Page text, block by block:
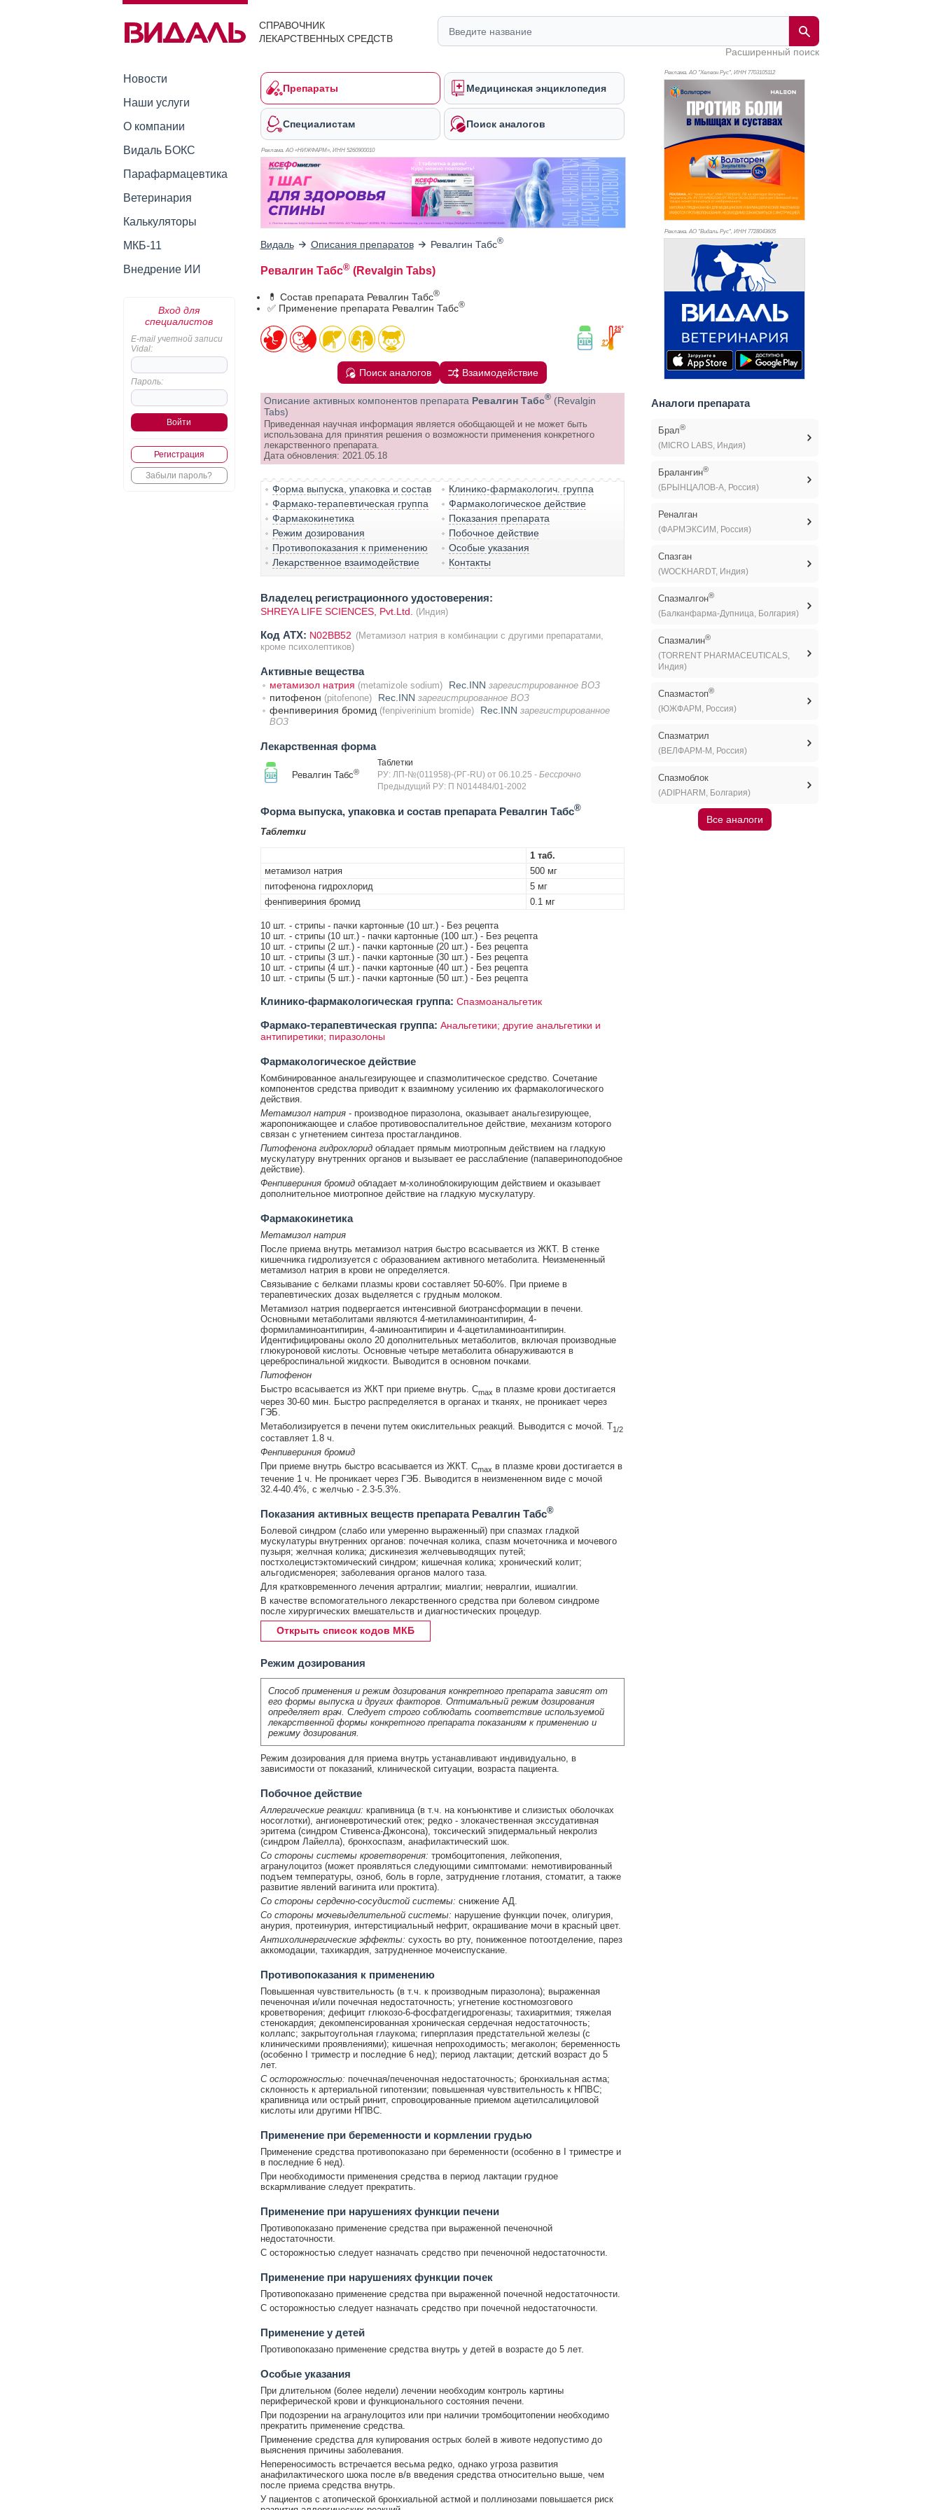
СПРАВОЧНИК
ЛЕКАРСТВЕННЫХ СРЕДСТВ
Расширенный поиск
Новости
Наши услуги
О компании
Видаль БОКС
Парафармацевтика
Ветеринария
Калькуляторы
МКБ-11
Внедрение ИИ
Вход для
специалистов
E-mail учетной записи
Vidal:
Пароль:
Регистрация
Забыли пароль?
Препараты Медицинская энциклопедия
Специалистам Поиск аналогов
Реклама. АО «НИЖФАРМ», ИНН 5260900010
Видаль Описания препаратов Ревалгин Табс®
Ревалгин Табс®(Revalgin Tabs)
💊 Состав препарата Ревалгин Табс®
✅ Применение препарата Ревалгин Табс®
Поиск аналогов Взаимодействие
Описание активных компонентов препарата Ревалгин Табс® (Revalgin
Tabs)
Приведенная научная информация является обобщающей и не может быть
использована для принятия решения о возможности применения конкретного
лекарственного препарата.
Дата обновления: 2021.05.18
Форма выпуска, упаковка и состав
Клинико-фармакологич. группа
Фармако-терапевтическая группа
Фармакологическое действие
Фармакокинетика
Показания препарата
Режим дозирования
Побочное действие
Противопоказания к применению
Особые указания
Лекарственное взаимодействие
Контакты
Владелец регистрационного удостоверения:
SHREYA LIFE SCIENCES, Pvt.Ltd. (Индия)
Код ATX: N02BB52 (Метамизол натрия в комбинации с другими препаратами,
кроме психолептиков)
Активные вещества
метамизол натрия (metamizole sodium) Rec.INN зарегистрированное ВОЗ
питофенон (pitofenone) Rec.INN зарегистрированное ВОЗ
фенпивериния бромид (fenpiverinium bromide) Rec.INN зарегистрированное
ВОЗ
Лекарственная форма
Ревалгин Табс®
Таблетки
РУ: ЛП-№(011958)-(РГ-RU) от 06.10.25 - Бессрочно
Предыдущий РУ: П N014484/01-2002
Форма выпуска, упаковка и состав препарата Ревалгин Табс®
Таблетки
1 таб.
метамизол натрия
500 мг
питофенона гидрохлорид
5 мг
фенпивериния бромид
0.1 мг
10 шт. - стрипы - пачки картонные (10 шт.) - Без рецепта
10 шт. - стрипы (10 шт.) - пачки картонные (100 шт.) - Без рецепта
10 шт. - стрипы (2 шт.) - пачки картонные (20 шт.) - Без рецепта
10 шт. - стрипы (3 шт.) - пачки картонные (30 шт.) - Без рецепта
10 шт. - стрипы (4 шт.) - пачки картонные (40 шт.) - Без рецепта
10 шт. - стрипы (5 шт.) - пачки картонные (50 шт.) - Без рецепта
Клинико-фармакологическая группа: Спазмоанальгетик
Фармако-терапевтическая группа: Анальгетики; другие анальгетики и
антипиретики; пиразолоны
Фармакологическое действие
Комбинированное анальгезирующее и спазмолитическое средство. Сочетание
компонентов средства приводит к взаимному усилению их фармакологического
действия.
Метамизол натрия- производное пиразолона, оказывает анальгезирующее,
жаропонижающее и слабое противовоспалительное действие, механизм которого
связан с угнетением синтеза простагландинов.
Питофенона гидрохлоридобладает прямым миотропным действием на гладкую
мускулатуру внутренних органов и вызывает ее расслабление (папавериноподобное
действие).
Фенпивериния бромидобладает м-холиноблокирующим действием и оказывает
дополнительное миотропное действие на гладкую мускулатуру.
Фармакокинетика
Метамизол натрия
После приема внутрь метамизол натрия быстро всасывается из ЖКТ. В стенке
кишечника гидролизуется с образованием активного метаболита. Неизмененный
метамизол натрия в крови не определяется.
Связывание с белками плазмы крови составляет 50-60%. При приеме в
терапевтических дозах выделяется с грудным молоком.
Метамизол натрия подвергается интенсивной биотрансформации в печени.
Основными метаболитами являются 4-метиламиноантипирин, 4-
формиламиноантипирин, 4-аминоантипирин и 4-ацетиламиноантипирин.
Идентифицированы около 20 дополнительных метаболитов, включая производные
глюкуроновой кислоты. Основные четыре метаболита обнаруживаются в
цереброспинальной жидкости. Выводится в основном почками.
Питофенон
Быстро всасывается из ЖКТ при приеме внутрь. Cmax в плазме крови достигается
через 30-60 мин. Быстро распределяется в органах и тканях, не проникает через
ГЭБ.
Метаболизируется в печени путем окислительных реакций. Выводится с мочой. Т1/2
составляет 1.8 ч.
Фенпивериния бромид
При приеме внутрь быстро всасывается из ЖКТ. Cmax в плазме крови достигается в
течение 1 ч. Не проникает через ГЭБ. Выводится в неизмененном виде с мочой
32.4-40.4%, с желчью - 2.3-5.3%.
Показания активных веществ препарата Ревалгин Табс®
Болевой синдром (слабо или умеренно выраженный) при спазмах гладкой
мускулатуры внутренних органов: почечная колика, спазм мочеточника и мочевого
пузыря; желчная колика; дискинезия желчевыводящих путей;
постхолецистэктомический синдром; кишечная колика; хронический колит;
альгодисменорея; заболевания органов малого таза.
Для кратковременного лечения артралгии; миалгии; невралгии, ишиалгии.
В качестве вспомогательного лекарственного средства при болевом синдроме
после хирургических вмешательств и диагностических процедур.
Открыть список кодов МКБ
Режим дозирования
Способ применения и режим дозирования конкретного препарата зависят от
его формы выпуска и других факторов. Оптимальный режим дозирования
определяет врач. Следует строго соблюдать соответствие используемой
лекарственной формы конкретного препарата показаниям к применению и
режиму дозирования.
Режим дозирования для приема внутрь устанавливают индивидуально, в
зависимости от показаний, клинической ситуации, возраста пациента.
Побочное действие
Аллергические реакции: крапивница (в т.ч. на конъюнктиве и слизистых оболочках
носоглотки), ангионевротический отек; редко - злокачественная экссудативная
эритема (синдром Стивенса-Джонсона), токсический эпидермальный некролиз
(синдром Лайелла), бронхоспазм, анафилактический шок.
Со стороны системы кроветворения: тромбоцитопения, лейкопения,
агранулоцитоз (может проявляться следующими симптомами: немотивированный
подъем температуры, озноб, боль в горле, затруднение глотания, стоматит, а также
развитие явлений вагинита или проктита).
Со стороны сердечно-сосудистой системы: снижение АД.
Со стороны мочевыделительной системы: нарушение функции почек, олигурия,
анурия, протеинурия, интерстициальный нефрит, окрашивание мочи в красный цвет.
Антихолинергические эффекты: сухость во рту, пониженное потоотделение, парез
аккомодации, тахикардия, затрудненное мочеиспускание.
Противопоказания к применению
Повышенная чувствительность (в т.ч. к производным пиразолона); выраженная
печеночная и/или почечная недостаточность; угнетение костномозгового
кроветворения; дефицит глюкозо-6-фосфатдегидрогеназы; тахиаритмия; тяжелая
стенокардия; декомпенсированная хроническая сердечная недостаточность;
коллапс; закрытоугольная глаукома; гиперплазия предстательной железы (с
клиническими проявлениями); кишечная непроходимость; мегаколон; беременность
(особенно I триместр и последние 6 нед); период лактации; детский возраст до 5
лет.
С осторожностью: почечная/печеночная недостаточность; бронхиальная астма;
склонность к артериальной гипотензии; повышенная чувствительность к НПВС;
крапивница или острый ринит, спровоцированные приемом ацетилсалициловой
кислоты или другими НПВС.
Применение при беременности и кормлении грудью
Применение средства противопоказано при беременности (особенно в I триместре и
в последние 6 нед).
При необходимости применения средства в период лактации грудное
вскармливание следует прекратить.
Применение при нарушениях функции печени
Противопоказано применение средства при выраженной печеночной
недостаточности.
С осторожностью следует назначать средство при печеночной недостаточности.
Применение при нарушениях функции почек
Противопоказано применение средства при выраженной почечной недостаточности.
С осторожностью следует назначать средство при почечной недостаточности.
Применение у детей
Противопоказано применение средства внутрь у детей в возрасте до 5 лет.
Особые указания
При длительном (более недели) лечении необходим контроль картины
периферической крови и функционального состояния печени.
При подозрении на агранулоцитоз или при наличии тромбоцитопении необходимо
прекратить применение средства.
Применение средства для купирования острых болей в животе недопустимо до
выяснения причины заболевания.
Непереносимость встречается весьма редко, однако угроза развития
анафилактического шока после в/в введения средства относительно выше, чем
после приема средства внутрь.
У пациентов с атопической бронхиальной астмой и поллинозами повышается риск
Реклама. АО "Хелеон Рус", ИНН 7703105112
Реклама. АО "Видаль Рус", ИНН 7728043605
Аналоги препарата
Брал®
(MICRO LABS, Индия)
Бралангин®
(БРЫНЦАЛОВ-А, Россия)
Реналган
(ФАРМЭКСИМ, Россия)
Спазган
(WOCKHARDT, Индия)
Спазмалгон®
(Балканфарма-Дупница, Болгария)
Спазмалин®
(TORRENT PHARMACEUTICALS,
Индия)
Спазмастоп®
(ЮЖФАРМ, Россия)
Спазматрил
(ВЕЛФАРМ-М, Россия)
Спазмоблок
(ADIPHARM, Болгария)
Все аналоги